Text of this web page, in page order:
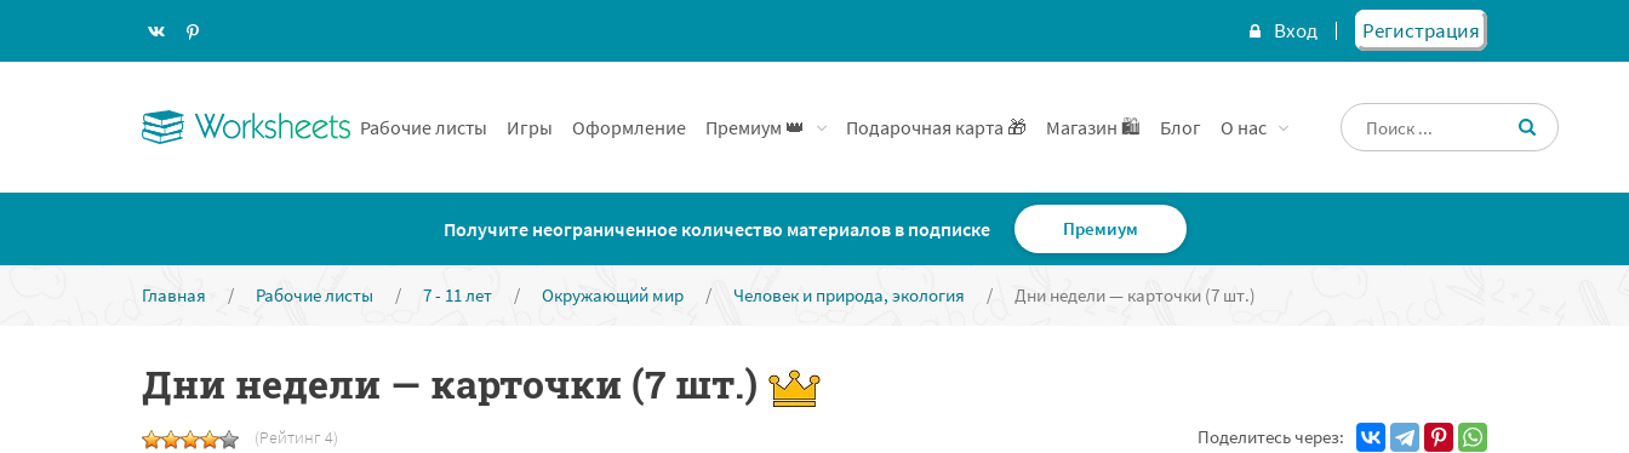
Вход Регистрация
Рабочие листы Игры Оформление Премиум 👑 Подарочная карта 🎁 Магазин 🛍️ Блог О нас
Получите неограниченное количество материалов в подписке Премиум
Главная / Рабочие листы / 7 - 11 лет / Окружающий мир / Человек и природа, экология / Дни недели — карточки (7 шт.)
Дни недели — карточки (7 шт.)
(Рейтинг 4) Поделитесь через: